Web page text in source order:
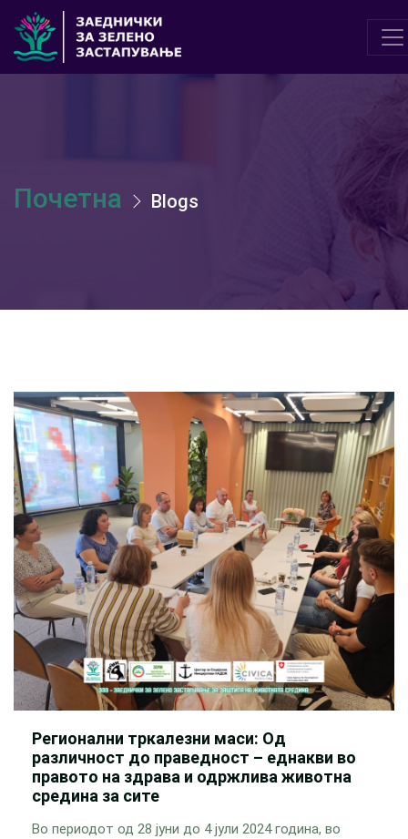
Почетна Blogs
Регионални тркалезни маси: Од
различност до праведност – еднакви во
правото на здрава и одржлива животна
средина за сите
Во периодот од 28 јуни до 4 јули 2024 година, во